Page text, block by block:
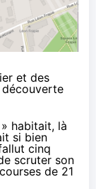
et des
découverte
» habitait, là
si bien
cinq
scruter son
de 21